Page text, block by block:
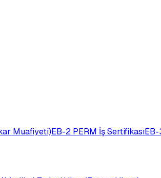
Muafiyeti)EB-2 PERM İş SertifikasıEB-